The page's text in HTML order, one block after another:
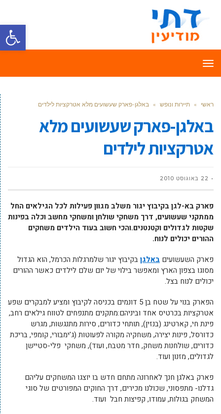
פתח
תפריט
ראשי » תיירות ונופש » באלגן-פארק שעשועים מלא אטרקציות לילדים
באלגן-פארק שעשועים מלא
אטרקציות לילדים
22 באוגוסט 2010
פארק בא-לגן בקיבוץ יגור משלב מגוון פעילות לכל הגילאים החל
ממתקני שעשועים, דרך משחקי שולחן ומשחקי מחשב וכלה בפינות
שקטות לגדולים וקטנטנים.והכי חשוב בעוד הילדים משחקים
ההורים יכולים לנוח.
פארק השעשועים באלגןבקיבוץ יגור שלמרגלות הכרמל, הוא הגדול
מסוגו בצפון הארץ ומאפשר בילוי של יום שלם לילדים כאשר ההורים
יכולים לנוח בצל.
הפארק בנוי על שטח בן 5 דונמים בכניסה לקיבוץ ומציע למבקרים שפע
אטרקציות בכרטיס אחד וביניהם:מתקנים מתנפחים לטווח גילאים רחב,
פינת חי, קארטינג (בנזין), תותחי כדורים, סירות מתנגשות, מגרש
כדורסל, פינות יצירה, משחקיה מקורה לפעוטות (ג'ימבורי, קומפי, בריכת
כדורים, שולחנות משחק, חדר מטבח, ועוד), משחקי פלי-סטיישן
לגדולים, מזנון ועוד.
פארק באלגן חנך לאחרונה מתחם חדש בו יוצגו המשחקים עליהם
גדלנו- מתפסוני, שכולנו מכירים, דרך החוקים המפורטים של סוגי
המשחק בגולות, עמודו, קפיצות חבל ועוד.